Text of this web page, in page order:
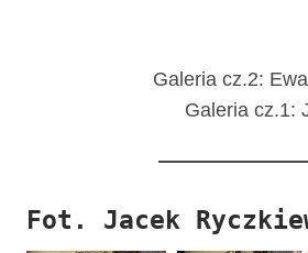
Galeria cz.2:
Galeria cz.1:
Fot. Jacek